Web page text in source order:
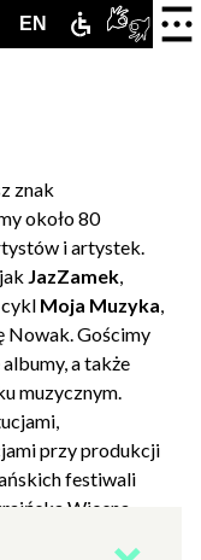
ENGLISH
EN ZAMEK
znak
około 80
i artystek.
JazZamek,
Moja Muzyka,
Nowak. Gościmy
a także
muzycznym.
przy produkcji
festiwali
Wiosna.